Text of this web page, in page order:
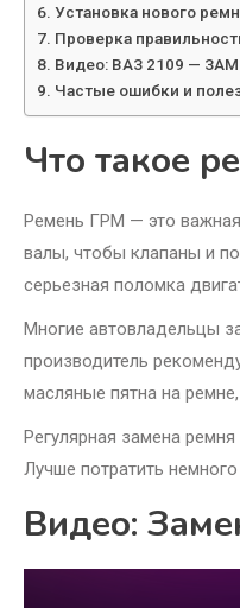
Установка нового
Проверка
Видео: ВАЗ 2109 —
Частые ошибки и
Что такое
Ремень ГРМ — это важная
валы, чтобы клапаны и
серьезная поломка
Многие автовладельцы
производитель
масляные пятна на
Регулярная замена
Лучше потратить
Видео: